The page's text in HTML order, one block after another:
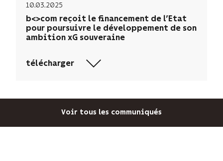
10.03.2025
b<>com reçoit le financement de l’Etat
pour poursuivre le développement de son
ambition xG souveraine
télécharger
Voir tous les communiqués